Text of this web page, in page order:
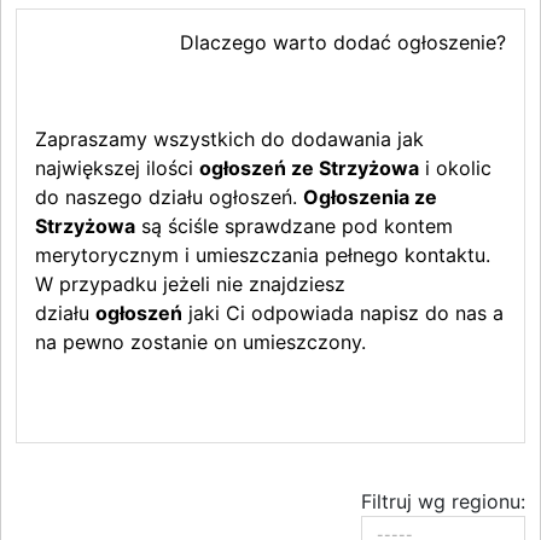
Dlaczego warto dodać ogłoszenie?
Zapraszamy wszystkich do dodawania jak
największej ilości ogłoszeń ze Strzyżowa i okolic
do naszego działu ogłoszeń. Ogłoszenia ze
Strzyżowa są ściśle sprawdzane pod kontem
merytorycznym i umieszczania pełnego kontaktu.
W przypadku jeżeli nie znajdziesz
działu ogłoszeń jaki Ci odpowiada napisz do nas a
na pewno zostanie on umieszczony.
Filtruj wg regionu: